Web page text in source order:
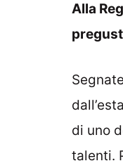
Alla
di uno
talenti.